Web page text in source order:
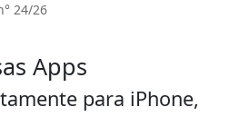
24/26
Apps
para iPhone,